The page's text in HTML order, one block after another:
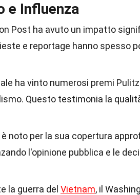
e Influenza
Post ha avuto un impatto
e reportage hanno spesso
ha vinto numerosi premi
Questo testimonia la
è noto per la sua copertura
l'opinione pubblica e le
la guerra del Vietnam, il